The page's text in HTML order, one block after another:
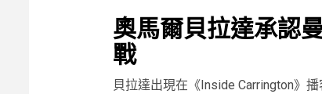
奧馬爾貝拉達承認
戰
貝拉達出現在《Inside Carrington》